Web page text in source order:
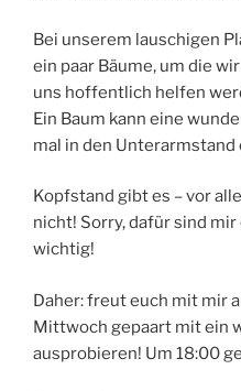
Bei unserem lauschigen
ein paar Bäume, um die
uns hoffentlich helfen
Ein Baum kann eine
mal in den Unterarmstand
Kopfstand gibt es – vor
nicht! Sorry, dafür sind
wichtig!
Daher: freut euch mit mir
Mittwoch gepaart mit ein
ausprobieren! Um 18:00